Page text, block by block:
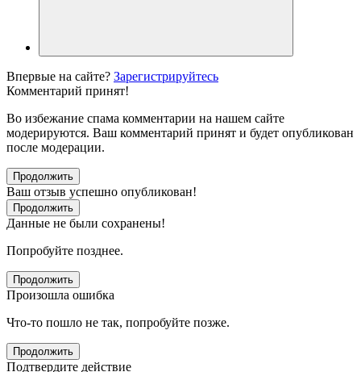
Впервые на сайте? Зарегистрируйтесь
Комментарий принят!
Во избежание спама комментарии на нашем сайте
модерируются. Ваш комментарий принят и будет опубликован
после модерации.
Продолжить
Ваш отзыв успешно опубликован!
Продолжить
Данные не были сохранены!
Попробуйте позднее.
Продолжить
Произошла ошибка
Что-то пошло не так, попробуйте позже.
Продолжить
Подтвердите действие